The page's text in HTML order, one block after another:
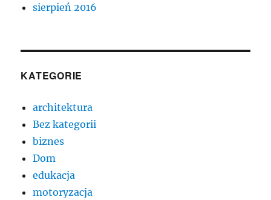
sierpień 2016
KATEGORIE
architektura
Bez kategorii
biznes
Dom
edukacja
motoryzacja